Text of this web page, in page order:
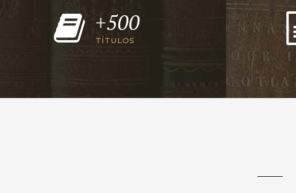
+500
TÍTULOS